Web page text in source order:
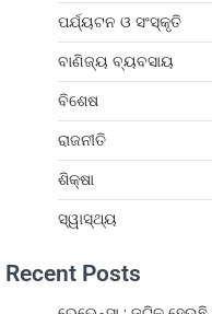
ପର୍ଯ୍ୟଟନ ଓ ସଂସ୍କୃତି
ବାଣିଜ୍ୟ ବ୍ୟବସାୟ
ବିଶେଷ
ରାଜନୀତି
ଶିକ୍ଷା
ସ୍ୱାସ୍ଥ୍ୟ
Recent Posts